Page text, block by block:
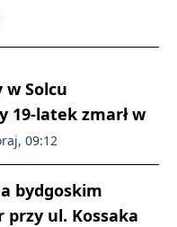
Solcu
19-latek zmarł w
09:12
bydgoskim
przy ul. Kossaka